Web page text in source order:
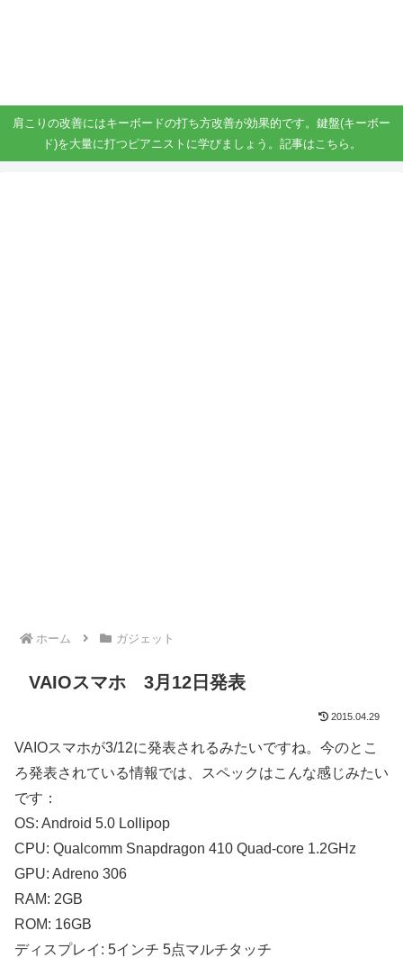
肩こりの改善にはキーボードの打ち方改善が効果的です。鍵盤(キーボー
ド)を大量に打つピアニストに学びましょう。記事はこちら。
ホーム ガジェット
VAIOスマホ 3月12日発表
2015.04.29
VAIOスマホが3/12に発表されるみたいですね。今のとこ
ろ発表されている情報では、スペックはこんな感じみたい
です：
OS: Android 5.0 Lollipop
CPU: Qualcomm Snapdragon 410 Quad-core 1.2GHz
GPU: Adreno 306
RAM: 2GB
ROM: 16GB
ディスプレイ: 5インチ 5点マルチタッチ